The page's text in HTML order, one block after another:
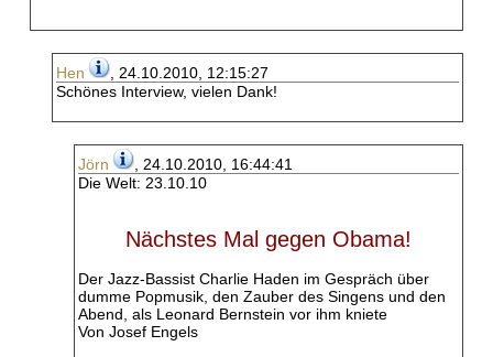
Hen
, 24.10.2010, 12:15:27
Schönes Interview, vielen Dank!
Jörn
, 24.10.2010, 16:44:41
Die Welt: 23.10.10
Nächstes Mal gegen Obama!
Der Jazz-Bassist Charlie Haden im Gespräch über
dumme Popmusik, den Zauber des Singens und den
Abend, als Leonard Bernstein vor ihm kniete
Von Josef Engels